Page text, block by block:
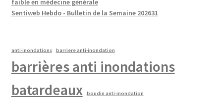
faible en médecine générale
Sentiweb Hebdo - Bulletin de la Semaine 202631
anti-inondations barriere anti-inondation
barrières anti inondations
batardeaux
boudin anti-inondation